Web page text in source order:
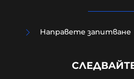
Когато Урсула
да ги спре да правят
възражда една
Направете запитване